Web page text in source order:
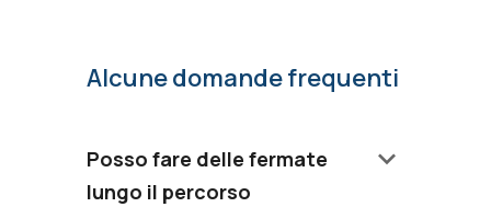
Alcune domande frequenti
Posso fare delle fermate
lungo il percorso
keyboard_arrow_down